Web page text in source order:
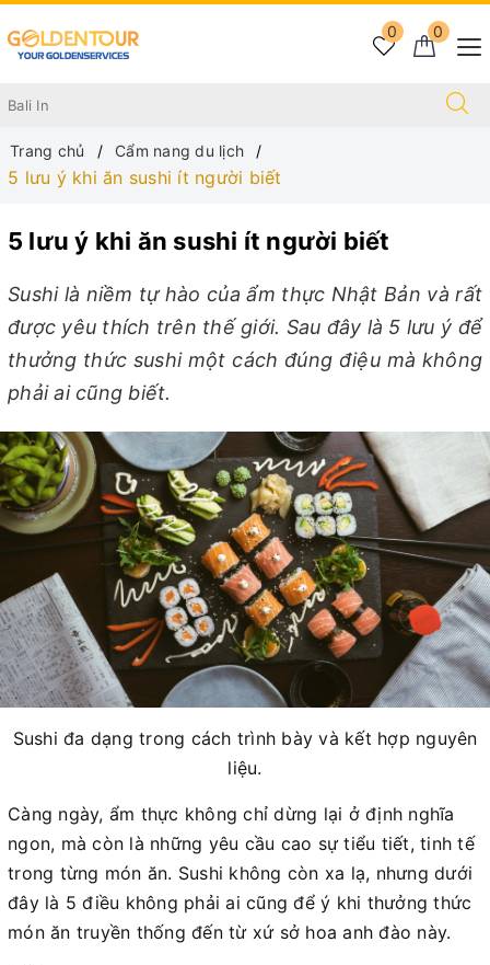
0
0
Trang chủ Cẩm nang du lịch
5 lưu ý khi ăn sushi ít người biết
5 lưu ý khi ăn sushi ít người biết
Sushi là niềm tự hào của ẩm thực Nhật Bản và rất
được yêu thích trên thế giới. Sau đây là 5 lưu ý để
thưởng thức sushi một cách đúng điệu mà không
phải ai cũng biết.
Sushi đa dạng trong cách trình bày và kết hợp nguyên
liệu.
Càng ngày, ẩm thực không chỉ dừng lại ở định nghĩa
ngon, mà còn là những yêu cầu cao sự tiểu tiết, tinh tế
trong từng món ăn. Sushi không còn xa lạ, nhưng dưới
đây là 5 điều không phải ai cũng để ý khi thưởng thức
món ăn truyền thống đến từ xứ sở hoa anh đào này.